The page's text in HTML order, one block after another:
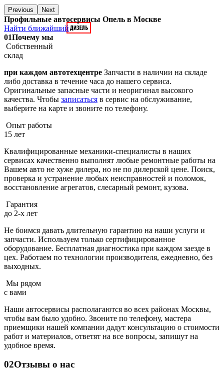
Previous Next
Профильные автосервисы Опель в Москве
Найти ближайший
01Почему мы
Собственный
склад
при каждом автотехцентре Запчасти в наличии на складе
либо доставка в течение часа до нашего сервиса.
Оригинальные запасные части и неоригинал высокого
качества. Чтобы записаться в сервис на обслуживание,
выберите на карте и звоните по телефону.
Опыт работы
15 лет
Квалифицированные механики-специалисты в наших
сервисах качественно выполнят любые ремонтные работы на
Вашем авто не хуже дилера, но не по дилерской цене. Поиск,
проверка и устранение любых неисправностей и поломок,
восстановление агрегатов, слесарный ремонт, кузова.
Гарантия
до 2-х лет
Не боимся давать длительную гарантию на наши услуги и
запчасти. Используем только сертифицированное
оборудование. Бесплатная диагностика при каждом заезде в
цех. Работаем по технологии производителя, ежедневно, без
выходных.
Мы рядом
с вами
Наши автосервисы располагаются во всех районах Москвы,
чтобы вам было удобно. Звоните по телефону, мастера
приемщики нашей компании дадут консультацию о стоимости
работ и материалов, ответят на все вопросы, запишут на
удобное время.
02Отзывы о нас